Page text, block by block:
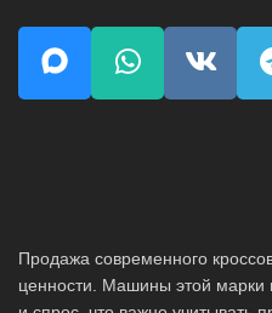
Продажа современного
ценности. Машины этой марки